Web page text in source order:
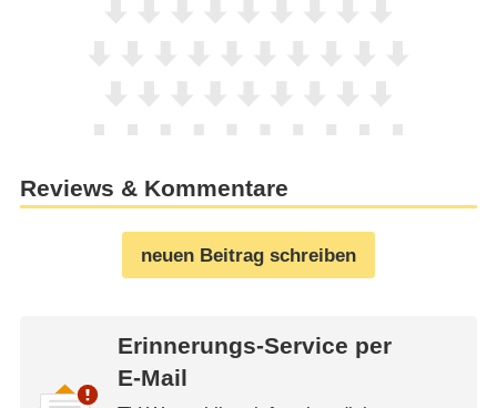
Reviews & Kommentare
neuen Beitrag schreiben
Erinnerungs-Service per
E-Mail